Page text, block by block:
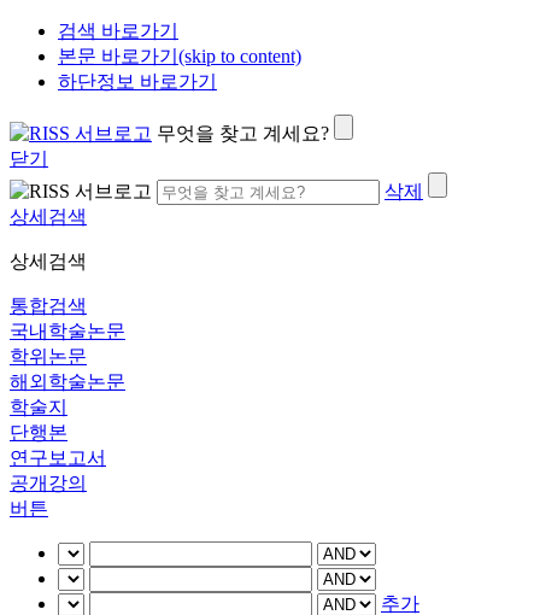
검색 바로가기
본문 바로가기(skip to content)
하단정보 바로가기
무엇을 찾고 계세요?
닫기
삭제
상세검색
상세검색
통합검색
국내학술논문
학위논문
해외학술논문
학술지
단행본
연구보고서
공개강의
버튼
추가